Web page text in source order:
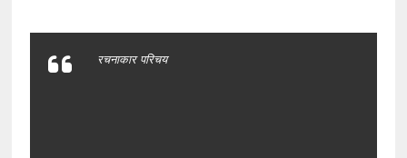
रचनाकार परिचय